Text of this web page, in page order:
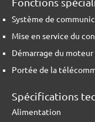
Fonctions
Système de
Mise en service du
Démarrage du moteur
Portée de la
Spécifications
Alimentation